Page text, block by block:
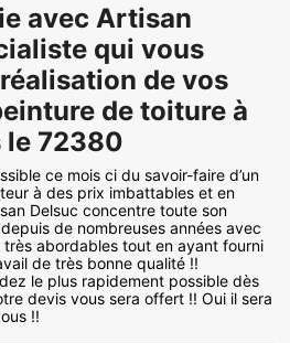
avec Artisan
qui vous
de vos
de toiture à
le 72380
ce mois ci du savoir-faire d’un
à des prix imbattables et en
Delsuc concentre toute son
de nombreuses années avec
abordables tout en ayant fourni
de très bonne qualité !!
le plus rapidement possible dès
devis vous sera offert !! Oui il sera
!!